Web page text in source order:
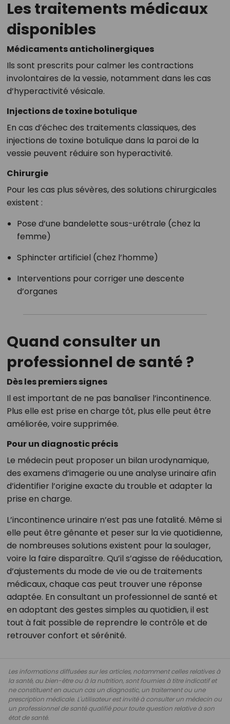
Les traitements médicaux
disponibles
Médicaments anticholinergiques
Ils sont prescrits pour calmer les contractions
involontaires de la vessie, notamment dans les cas
d’hyperactivité vésicale.
Injections de toxine botulique
En cas d’échec des traitements classiques, des
injections de toxine botulique dans la paroi de la
vessie peuvent réduire son hyperactivité.
Chirurgie
Pour les cas plus sévères, des solutions chirurgicales
existent :
Pose d’une bandelette sous-urétrale (chez la
femme)
Sphincter artificiel (chez l’homme)
Interventions pour corriger une descente
d’organes
Quand consulter un
professionnel de santé ?
Dès les premiers signes
Il est important de ne pas banaliser l’incontinence.
Plus elle est prise en charge tôt, plus elle peut être
améliorée, voire supprimée.
Pour un diagnostic précis
Le médecin peut proposer un bilan urodynamique,
des examens d’imagerie ou une analyse urinaire afin
d’identifier l’origine exacte du trouble et adapter la
prise en charge.
L’incontinence urinaire n’est pas une fatalité. Même si
elle peut être gênante et peser sur la vie quotidienne,
de nombreuses solutions existent pour la soulager,
voire la faire disparaître. Qu’il s’agisse de rééducation,
d’ajustements du mode de vie ou de traitements
médicaux, chaque cas peut trouver une réponse
adaptée. En consultant un professionnel de santé et
en adoptant des gestes simples au quotidien, il est
tout à fait possible de reprendre le contrôle et de
retrouver confort et sérénité.
Les informations diffusées sur les articles, notamment celles relatives à
la santé, au bien-être ou à la nutrition, sont fournies à titre indicatif et
ne constituent en aucun cas un diagnostic, un traitement ou une
prescription médicale. L'utilisateur est invité à consulter un médecin ou
un professionnel de santé qualifié pour toute question relative à son
état de santé.